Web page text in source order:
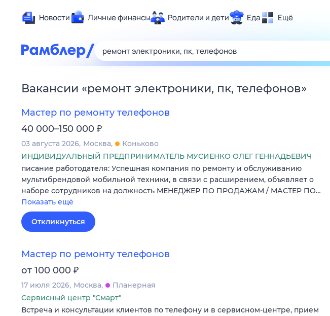
Новости Личные финансы Родители и дети Еда Ещё
Здоровье
Развлечения и отдых
Спорт
Жизненные ситуации
Сберегаем вместе
Гороскопы
Вакансии «ремонт электроники, пк, телефонов»
Мастер по ремонту телефонов
40 000–150 000 ₽
03 августа 2026 Москва
Коньково
ИНДИВИДУАЛЬНЫЙ ПРЕДПРИНИМАТЕЛЬ МУСИЕНКО ОЛЕГ ГЕННАДЬЕВИЧ
писание работодателя: Успешная компания по ремонту и обслуживанию
мультибрендовой мобильной техники, в связи с расширением, объявляет о
наборе сотрудников на должность МЕНЕДЖЕР ПО ПРОДАЖАМ / МАСТЕР ПО…
Показать ещё
Откликнуться
Мастер по ремонту телефонов
от 100 000 ₽
17 июля 2026 Москва
Планерная
Сервисный центр "Смарт"
Встреча и консультации клиентов по телефону и в сервисном-центре, прием